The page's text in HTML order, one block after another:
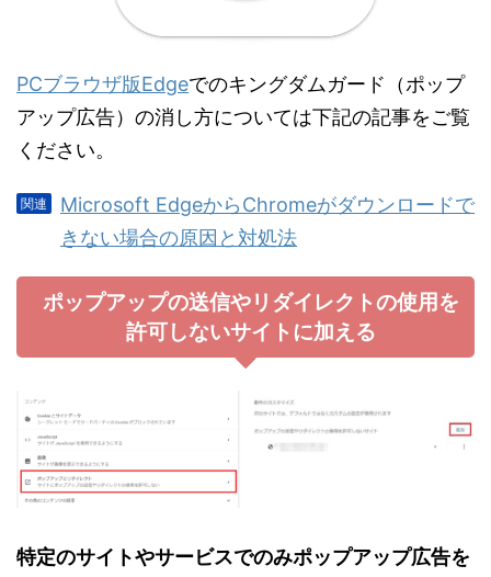
PCブラウザ版Edgeでのキングダムガード（ポップ
アップ広告）の消し方については下記の記事をご覧
ください。
Microsoft EdgeからChromeがダウンロードで
きない場合の原因と対処法
ポップアップの送信やリダイレクトの使用を
許可しないサイトに加える
特定のサイトやサービスでのみポップアップ広告を